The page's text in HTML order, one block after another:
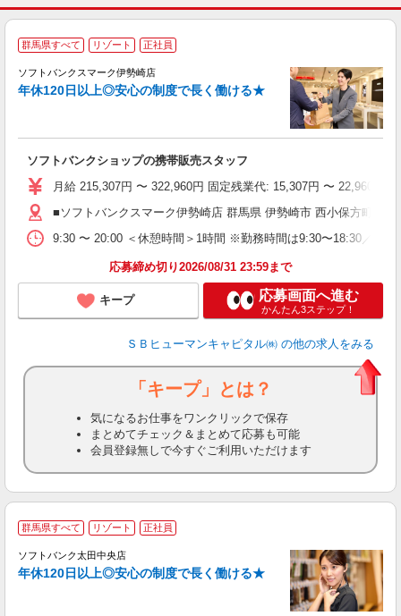
群馬県すべて リゾート 正社員
ソフトバンクスマーク伊勢崎店
年休120日以上◎安心の制度で長く働ける★
ソフトバンクショップの携帯販売スタッフ
月給 215,307円 〜 322,960円 固定残業代: 15,307円 〜 22,960円
■ソフトバンクスマーク伊勢崎店 群馬県 伊勢崎市 西小保方町
9:30 〜 20:00 ＜休憩時間＞1時間 ※勤務時間は9:30〜18:30／
応募締め切り2026/08/31 23:59まで
キープ 応募画面へ進む
かんたん3ステップ！
ＳＢヒューマンキャピタル㈱ の他の求人をみる
「キープ」とは？
気になるお仕事をワンクリックで保存
まとめてチェック＆まとめて応募も可能
会員登録無しで今すぐご利用いただけます
群馬県すべて リゾート 正社員
ソフトバンク太田中央店
年休120日以上◎安心の制度で長く働ける★